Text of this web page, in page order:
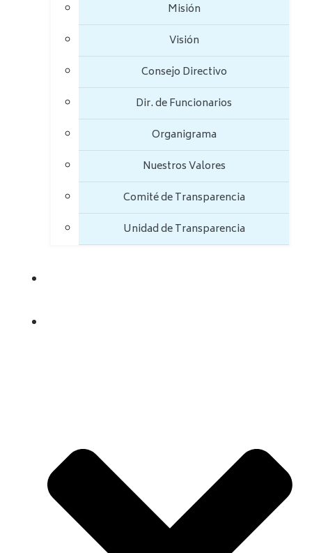
Misión
Visión
Consejo Directivo
Dir. de Funcionarios
Organigrama
Nuestros Valores
Comité de Transparencia
Unidad de Transparencia